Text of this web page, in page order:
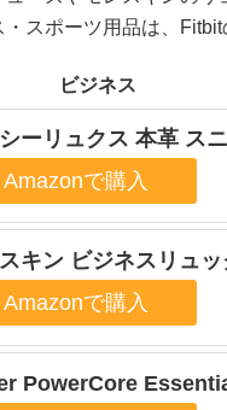
スポーツ用品は、Fitbit
ビジネス
ーリュクス 本革 ス
キン ビジネスリュッ
PowerCore